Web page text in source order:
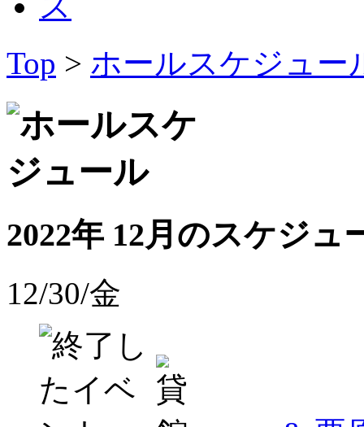
Top > ホールスケジュー
2022年 12月のスケジュ
12/30/金